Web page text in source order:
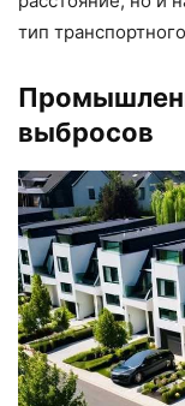
тип
выбросов